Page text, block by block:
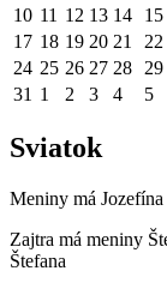
10 11 12 13 14 15
17 18 19 20 21 22
24 25 26 27 28 29
31 1 2 3 4 5
Sviatok
Meniny má Jozefína
Zajtra má meniny
Štefana